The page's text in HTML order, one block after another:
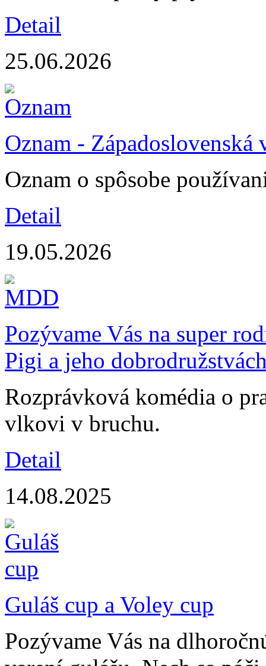
Detail
25.06.2026
Oznam - Západoslovenská
Oznam o spôsobe
Detail
19.05.2026
Pozývame Vás na super
Pigi a jeho
Rozprávková komédia o
vlkovi v bruchu.
Detail
14.08.2025
Guláš cup a Voley cup
Pozývame Vás na